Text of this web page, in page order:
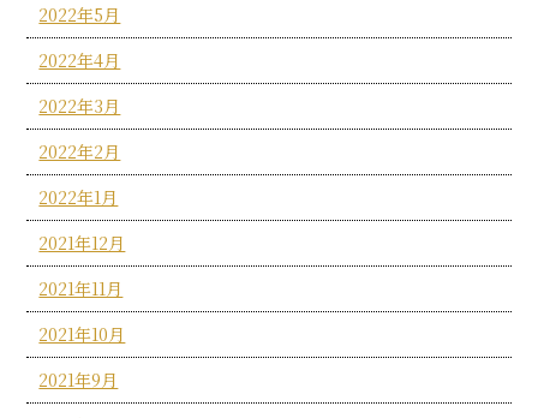
2022年5月
2022年4月
2022年3月
2022年2月
2022年1月
2021年12月
2021年11月
2021年10月
2021年9月